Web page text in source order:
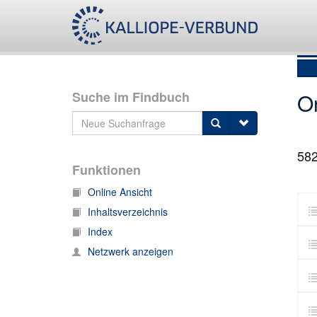
Suche im Findbuch
Funktionen
Online Ansicht
Inhaltsverzeichnis
Index
Netzwerk anzeigen